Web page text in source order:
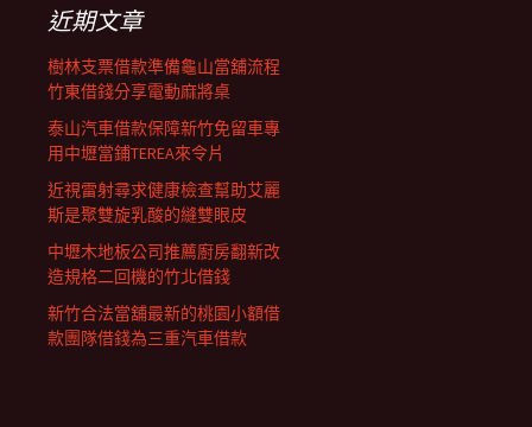
近期文章
樹林支票借款準備龜山當舖流程
竹東借錢分享電動麻將桌
泰山汽車借款保障新竹免留車專
用中壢當鋪TEREA來令片
近視雷射尋求健康檢查幫助艾麗
斯是聚雙旋乳酸的縫雙眼皮
中壢木地板公司推薦廚房翻新改
造規格二回機的竹北借錢
新竹合法當舖最新的桃園小額借
款團隊借錢為三重汽車借款